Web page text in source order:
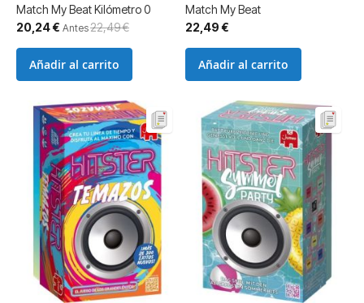
Match My Beat Kilómetro 0
Precio
especial
20,24 € Antes22,49 €
Añadir al carrito
Match My Beat
22,49 €
Añadir al carrito